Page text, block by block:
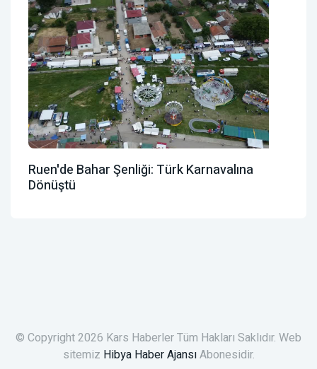
Ruen'de Bahar Şenliği: Türk Karnavalına
Dönüştü
© Copyright 2026 Kars Haberler Tüm Hakları Saklıdır. Web
sitemiz Hibya Haber AjansıAbonesidir.